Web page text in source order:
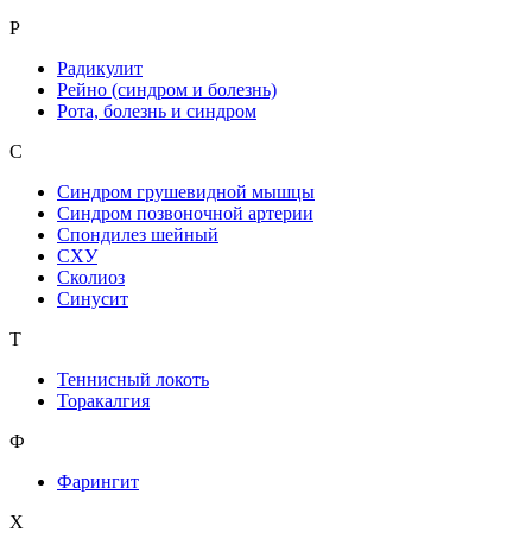
Р
Радикулит
Рейно (синдром и болезнь)
Рота, болезнь и синдром
С
Синдром грушевидной мышцы
Синдром позвоночной артерии
Спондилез шейный
СХУ
Сколиоз
Синусит
Т
Теннисный локоть
Торакалгия
Ф
Фарингит
X